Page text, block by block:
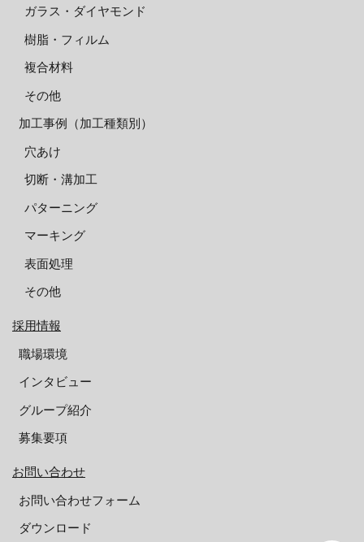
ガラス・ダイヤモンド
樹脂・フィルム
複合材料
その他
加工事例（加工種類別）
穴あけ
切断・溝加工
パターニング
マーキング
表面処理
その他
採用情報
職場環境
インタビュー
グループ紹介
募集要項
お問い合わせ
お問い合わせフォーム
ダウンロード